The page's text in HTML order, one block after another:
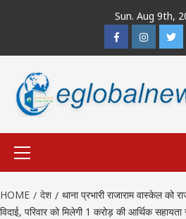
Sun. Aug 9th,
FacebookInstagram
HOME देश
थाना प्रभारी राजाराम वास्केल को
विदाई, परिवार को मिलेगी 1 करोड़ की आर्थिक सहायता